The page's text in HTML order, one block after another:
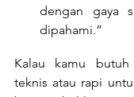
dengan gaya
dipahami.”
Kalau kamu
teknis atau rapi